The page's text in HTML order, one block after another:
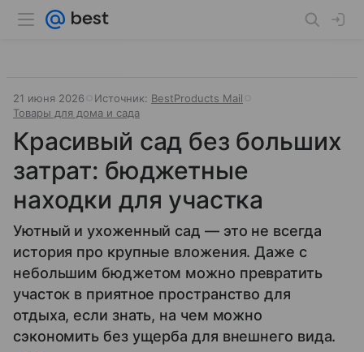
21 июня 2026 Источник: BestProducts Mail
Товары для дома и сада
Красивый сад без больших
затрат: бюджетные
находки для участка
Уютный и ухоженный сад — это не всегда
история про крупные вложения. Даже с
небольшим бюджетом можно превратить
участок в приятное пространство для
отдыха, если знать, на чем можно
сэкономить без ущерба для внешнего вида.